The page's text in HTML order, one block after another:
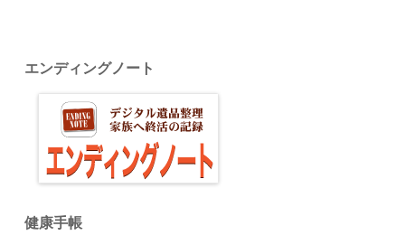
エンディングノート
健康手帳